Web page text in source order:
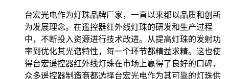
台宏光电作为灯珠品牌厂家，一直以来都以品质和创新
为发展理念。在遥控器红外线灯珠的研发和生产过程
中，不断投入资源进行技术改进。从提高灯珠的发射功
率到优化其光谱特性，每一个环节都精益求精。这也使
得台宏遥控器红外线灯珠在市场上赢得了良好的口碑，
众多遥控器制造商都选择台宏光电作为其可靠的灯珠供